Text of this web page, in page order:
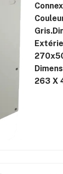
263 X